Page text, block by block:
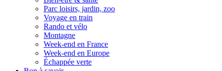
Parc loisirs, jardin, zoo
Voyage en train
Rando et vélo
Montagne
Week-end en France
Week-end en Europe
Échappée verte